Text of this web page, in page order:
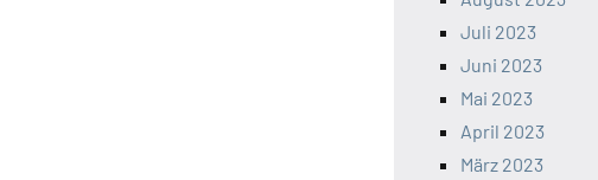
Juli 2023
Juni 2023
Mai 2023
April 2023
März 2023